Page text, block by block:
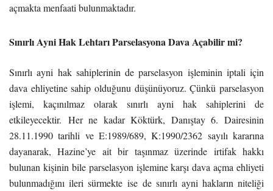
açmakta menfaati bulunmaktadır.
Sınırlı Ayni Hak Lehtarı Parselasyona Dava Açabilir mi?
Sınırlı ayni hak sahiplerinin de parselasyon işleminin iptali için
dava ehliyetine sahip olduğunu düşünüyoruz. Çünkü parselasyon
işlemi, kaçınılmaz olarak sınırlı ayni hak sahiplerini de
etkileyecektir. Her ne kadar Köktürk, Danıştay 6. Dairesinin
28.11.1990 tarihli ve E:1989/689, K:1990/2362 sayılı kararına
dayanarak, Hazine’ye ait bir taşınmaz üzerinde irtifak hakkı
bulunan kişinin bile parselasyon işlemine karşı dava açma ehliyeti
bulunmadığını ileri sürmekte ise de sınırlı ayni hakların niteliği